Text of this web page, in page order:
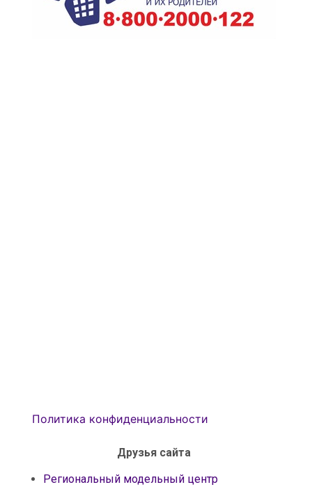
Политика конфиденциальности
Друзья сайта
Региональный модельный центр